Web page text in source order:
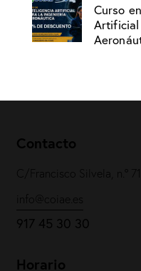
Curso
Artificial
Contacto
C/Francisco Silvela, n.º
info@coiae.es
917 45 30 30
Horario